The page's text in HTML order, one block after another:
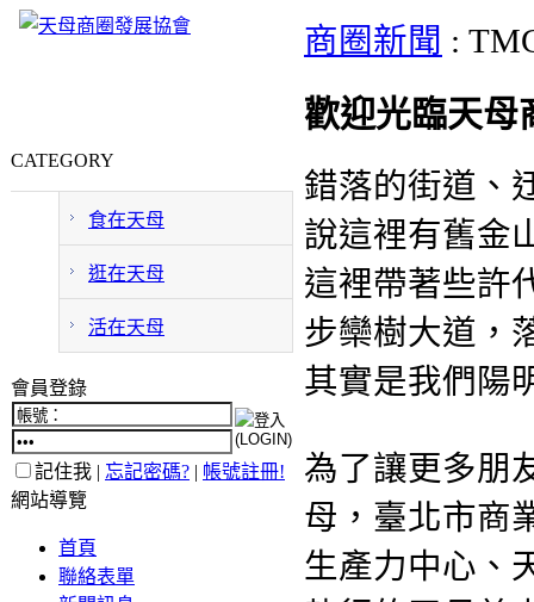
CATEGORY
食在天母
逛在天母
活在天母
會員登錄
記住我 | 忘記密碼? | 帳號註冊!
網站導覽
首頁
聯絡表單
商圈新聞 :
歡迎光臨天母
錯落的街道、
說這裡有舊金
這裡帶著些許
步欒樹大道，
其實是我們陽
為了讓更多朋
母，臺北市商
生產力中心、